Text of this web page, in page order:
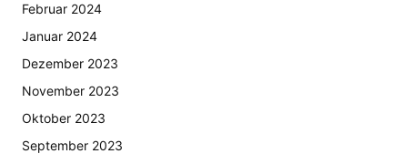
Februar 2024
Januar 2024
Dezember 2023
November 2023
Oktober 2023
September 2023